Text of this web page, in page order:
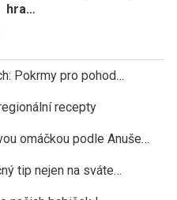
hra…
Pokrmy pro pohod…
recepty
omáčkou podle Anuše…
tip nejen na sváte…